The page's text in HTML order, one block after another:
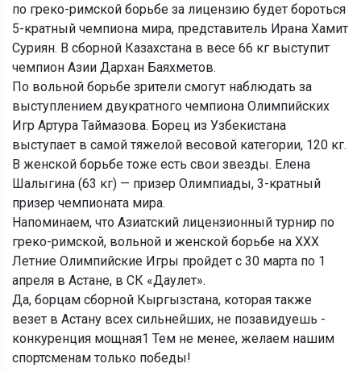
по греко-римской борьбе за лицензию будет бороться
5-кратный чемпиона мира, представитель Ирана Хамит
Суриян. В сборной Казахстана в весе 66 кг выступит
чемпион Азии Дархан Баяхметов.
По вольной борьбе зрители смогут наблюдать за
выступлением двукратного чемпиона Олимпийских
Игр Артура Таймазова. Борец из Узбекистана
выступает в самой тяжелой весовой категории, 120 кг.
В женской борьбе тоже есть свои звезды. Елена
Шалыгина (63 кг) — призер Олимпиады, 3-кратный
призер чемпионата мира.
Напоминаем, что Азиатский лицензионный турнир по
греко-римской, вольной и женской борьбе на ХХХ
Летние Олимпийские Игры пройдет с 30 марта по 1
апреля в Астане, в СК «Даулет».
Да, борцам сборной Кыргызстана, которая также
везет в Астану всех сильнейших, не позавидуешь -
конкуренция мощная1 Тем не менее, желаем нашим
спортсменам только победы!